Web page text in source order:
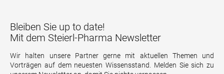
Bleiben Sie up to date!
Mit dem Steierl-Pharma Newsletter
Wir halten unsere Partner gerne mit aktuellen Themen und
Vorträgen auf dem neuesten Wissensstand. Melden Sie sich zu